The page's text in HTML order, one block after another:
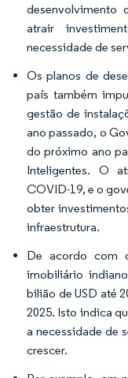
desenvolvimento
atrair
necessidade de
Os planos de
país também
gestão de
ano passado, o
do próximo ano
Inteligentes. O
COVID-19, e o
obter
infraestrutura.
De acordo com
imobiliário
bilião de USD até
2025. Isto indica
a necessidade de
crescer.